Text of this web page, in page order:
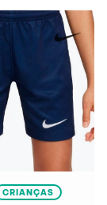
CRIANÇAS